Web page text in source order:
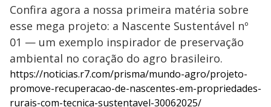
Confira agora a nossa primeira matéria sobre
esse mega projeto: a Nascente Sustentável nº
01 — um exemplo inspirador de preservação
ambiental no coração do agro brasileiro.
https://noticias.r7.com/prisma/mundo-agro/projeto-
promove-recuperacao-de-nascentes-em-propriedades-
rurais-com-tecnica-sustentavel-30062025/